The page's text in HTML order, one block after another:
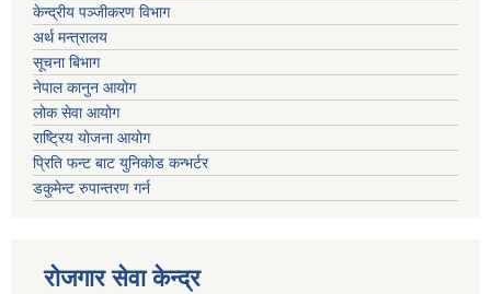
केन्द्रीय पञ्जीकरण विभाग
अर्थ मन्त्रालय
सूचना बिभाग
नेपाल कानुन आयोग
लोक सेवा आयोग
राष्ट्रिय योजना आयोग
प्रिति फन्ट बाट युनिकोड कन्भर्टर
डकुमेन्ट रुपान्तरण गर्न
रोजगार सेवा केन्द्र